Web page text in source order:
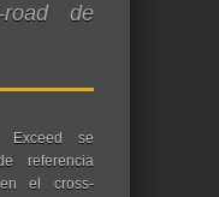
road de
Exceed se
referencia
el cross-